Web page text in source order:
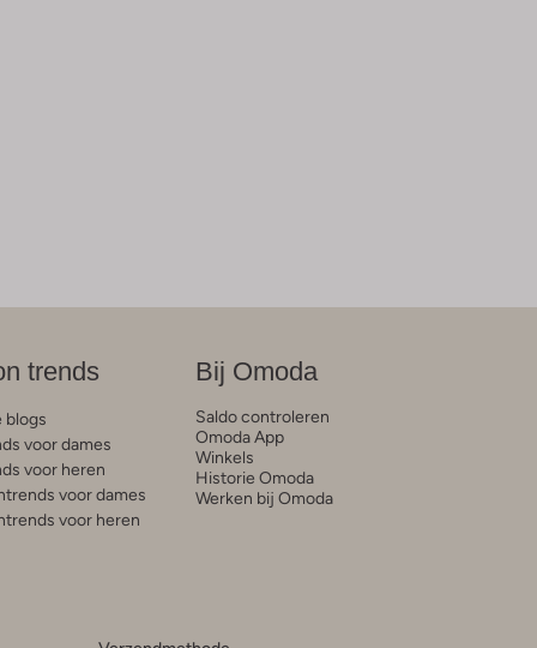
trends
blogs
voor dames
voor heren
voor dames
voor heren
Bij Omoda
Saldo controleren
Omoda App
Winkels
Historie Omoda
Werken bij Omoda